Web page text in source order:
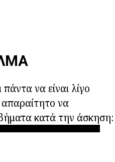
να είναι λίγο
να
κατά την άσκηση: